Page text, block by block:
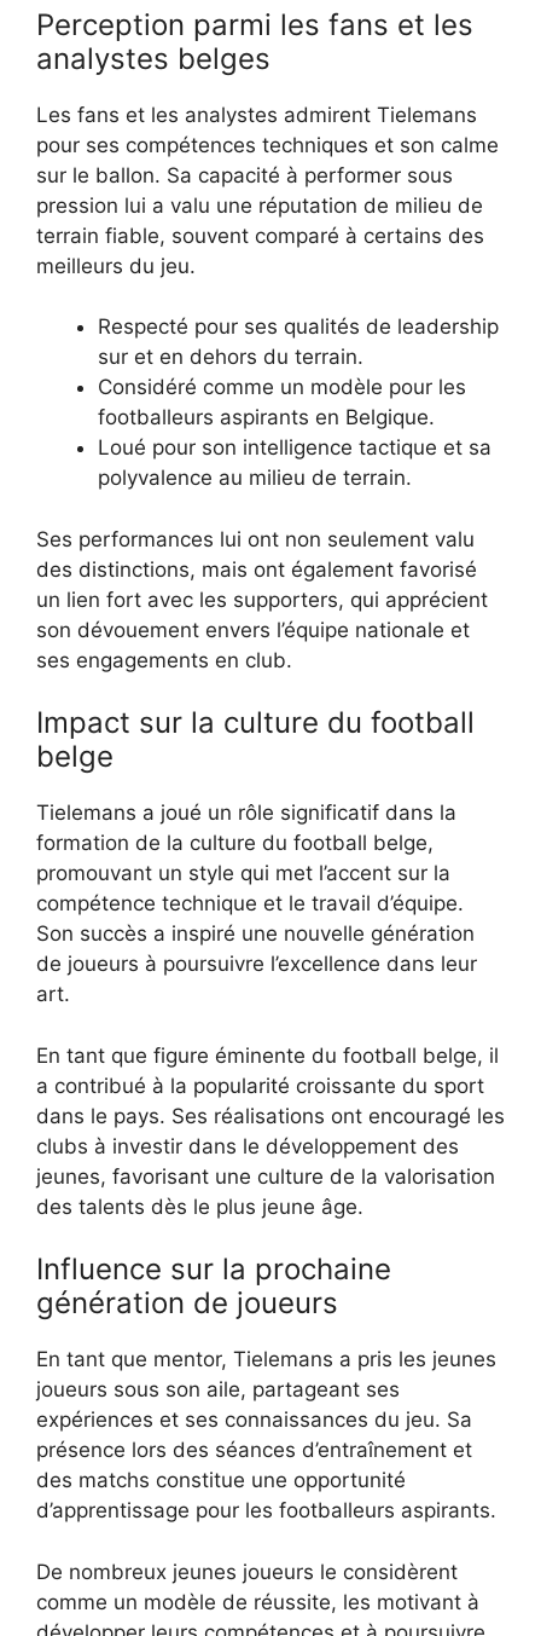
Perception parmi les fans et les
analystes belges
Les fans et les analystes admirent Tielemans
pour ses compétences techniques et son calme
sur le ballon. Sa capacité à performer sous
pression lui a valu une réputation de milieu de
terrain fiable, souvent comparé à certains des
meilleurs du jeu.
Respecté pour ses qualités de leadership
sur et en dehors du terrain.
Considéré comme un modèle pour les
footballeurs aspirants en Belgique.
Loué pour son intelligence tactique et sa
polyvalence au milieu de terrain.
Ses performances lui ont non seulement valu
des distinctions, mais ont également favorisé
un lien fort avec les supporters, qui apprécient
son dévouement envers l’équipe nationale et
ses engagements en club.
Impact sur la culture du football
belge
Tielemans a joué un rôle significatif dans la
formation de la culture du football belge,
promouvant un style qui met l’accent sur la
compétence technique et le travail d’équipe.
Son succès a inspiré une nouvelle génération
de joueurs à poursuivre l’excellence dans leur
art.
En tant que figure éminente du football belge, il
a contribué à la popularité croissante du sport
dans le pays. Ses réalisations ont encouragé les
clubs à investir dans le développement des
jeunes, favorisant une culture de la valorisation
des talents dès le plus jeune âge.
Influence sur la prochaine
génération de joueurs
En tant que mentor, Tielemans a pris les jeunes
joueurs sous son aile, partageant ses
expériences et ses connaissances du jeu. Sa
présence lors des séances d’entraînement et
des matchs constitue une opportunité
d’apprentissage pour les footballeurs aspirants.
De nombreux jeunes joueurs le considèrent
comme un modèle de réussite, les motivant à